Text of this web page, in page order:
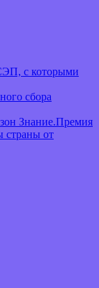
с которыми
сбора
Знание.Премия
страны от